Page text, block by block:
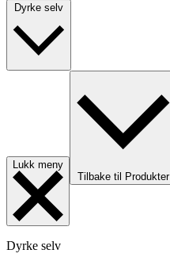
Lukk meny
Tilbake til Produkter
Dyrke selv